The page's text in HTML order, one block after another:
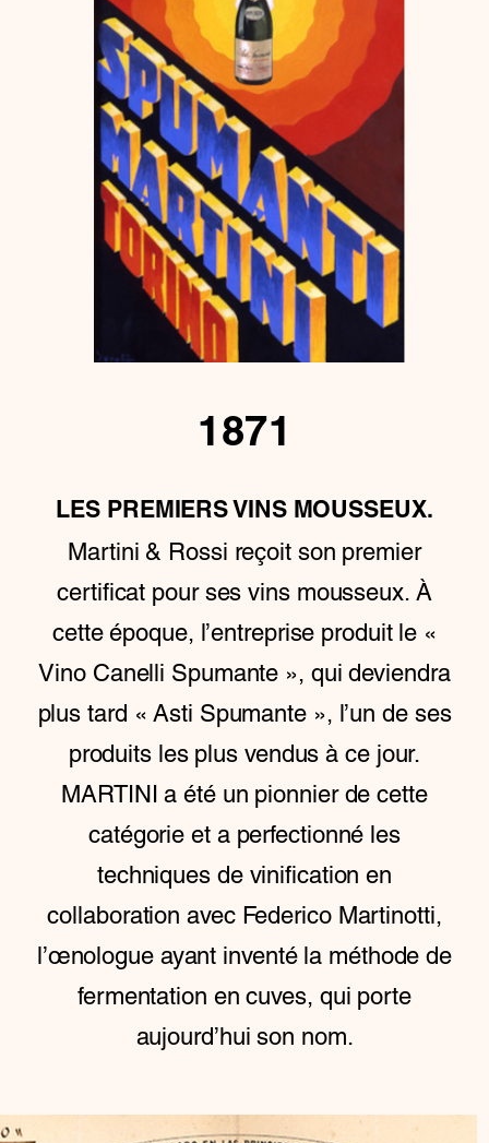
1871
LES PREMIERS VINS MOUSSEUX.
Martini & Rossi reçoit son premier
certificat pour ses vins mousseux. À
cette époque, l’entreprise produit le «
Vino Canelli Spumante », qui deviendra
plus tard « Asti Spumante », l’un de ses
produits les plus vendus à ce jour.
MARTINI a été un pionnier de cette
catégorie et a perfectionné les
techniques de vinification en
collaboration avec Federico Martinotti,
l’œnologue ayant inventé la méthode de
fermentation en cuves, qui porte
aujourd’hui son nom.